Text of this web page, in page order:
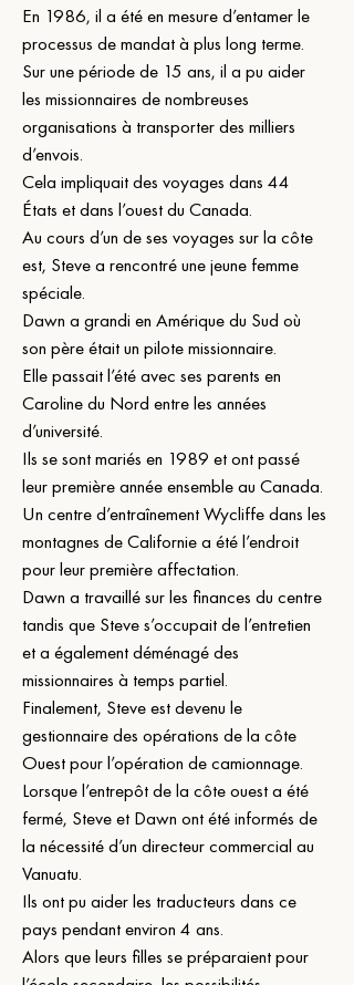
En 1986, il a été en mesure d’entamer le
processus de mandat à plus long terme.
Sur une période de 15 ans, il a pu aider
les missionnaires de nombreuses
organisations à transporter des milliers
d’envois.
Cela impliquait des voyages dans 44
États et dans l’ouest du Canada.
Au cours d’un de ses voyages sur la côte
est, Steve a rencontré une jeune femme
spéciale.
Dawn a grandi en Amérique du Sud où
son père était un pilote missionnaire.
Elle passait l’été avec ses parents en
Caroline du Nord entre les années
d’université.
Ils se sont mariés en 1989 et ont passé
leur première année ensemble au Canada.
Un centre d’entraînement Wycliffe dans les
montagnes de Californie a été l’endroit
pour leur première affectation.
Dawn a travaillé sur les finances du centre
tandis que Steve s’occupait de l’entretien
et a également déménagé des
missionnaires à temps partiel.
Finalement, Steve est devenu le
gestionnaire des opérations de la côte
Ouest pour l’opération de camionnage.
Lorsque l’entrepôt de la côte ouest a été
fermé, Steve et Dawn ont été informés de
la nécessité d’un directeur commercial au
Vanuatu.
Ils ont pu aider les traducteurs dans ce
pays pendant environ 4 ans.
Alors que leurs filles se préparaient pour